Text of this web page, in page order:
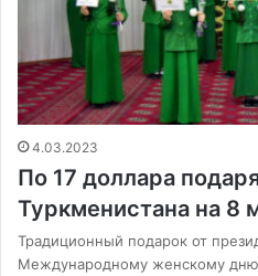
4.03.2023
По 17 доллара
Туркменистана на 8
Традиционный подарок от
Международному женскому дню